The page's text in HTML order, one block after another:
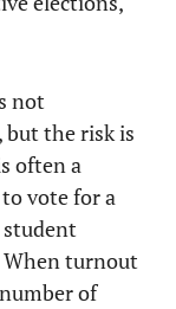
not
the risk is
often a
vote for a
When turnout
of